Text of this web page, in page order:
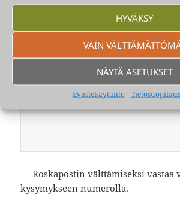
HYVÄKSY
VAIN
NÄYTÄ ASETUKSET
Evästekäytäntö
Roskapostin välttämiseksi vastaa
kysymykseen numerolla.